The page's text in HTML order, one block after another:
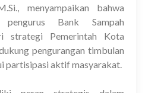
menyampaikan bahwa
pengurus Bank Sampah
strategi Pemerintah Kota
pengurangan timbulan
partisipasi aktif masyarakat.